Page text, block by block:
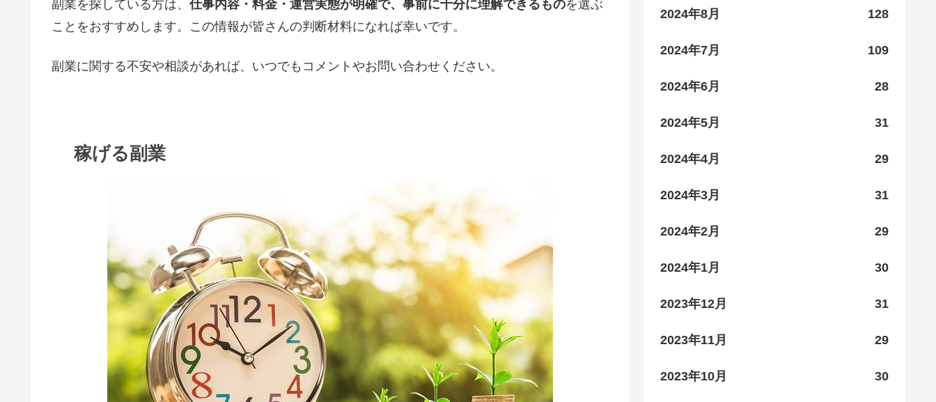
副業を探している方は、 仕事内容・料金・運営実態が明確で、事前に十分に理解できるものを選ぶ
ことをおすすめします。この情報が皆さんの判断材料になれば幸いです。
副業に関する不安や相談があれば、いつでもコメントやお問い合わせください。
稼げる副業
2024年8月 128
2024年7月 109
2024年6月 28
2024年5月 31
2024年4月 29
2024年3月 31
2024年2月 29
2024年1月 30
2023年12月 31
2023年11月 29
2023年10月 30